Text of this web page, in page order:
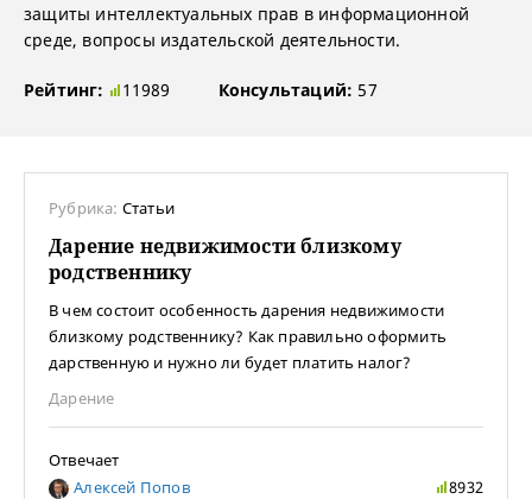
защиты интеллектуальных прав в информационной
среде, вопросы издательской деятельности.
Рейтинг: 11989 Консультаций: 57
Рубрика: Статьи
Дарение недвижимости близкому
родственнику
В чем состоит особенность дарения недвижимости
близкому родственнику? Как правильно оформить
дарственную и нужно ли будет платить налог?
Дарение
Отвечает
Алексей Попов
8932